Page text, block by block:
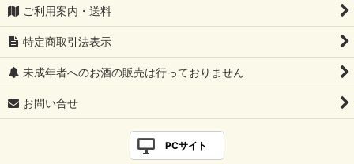
ご利用案内・送料
特定商取引法表示
未成年者へのお酒の販売は行っておりません
お問い合せ
PCサイト